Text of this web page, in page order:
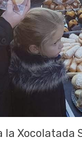
Xocolatada